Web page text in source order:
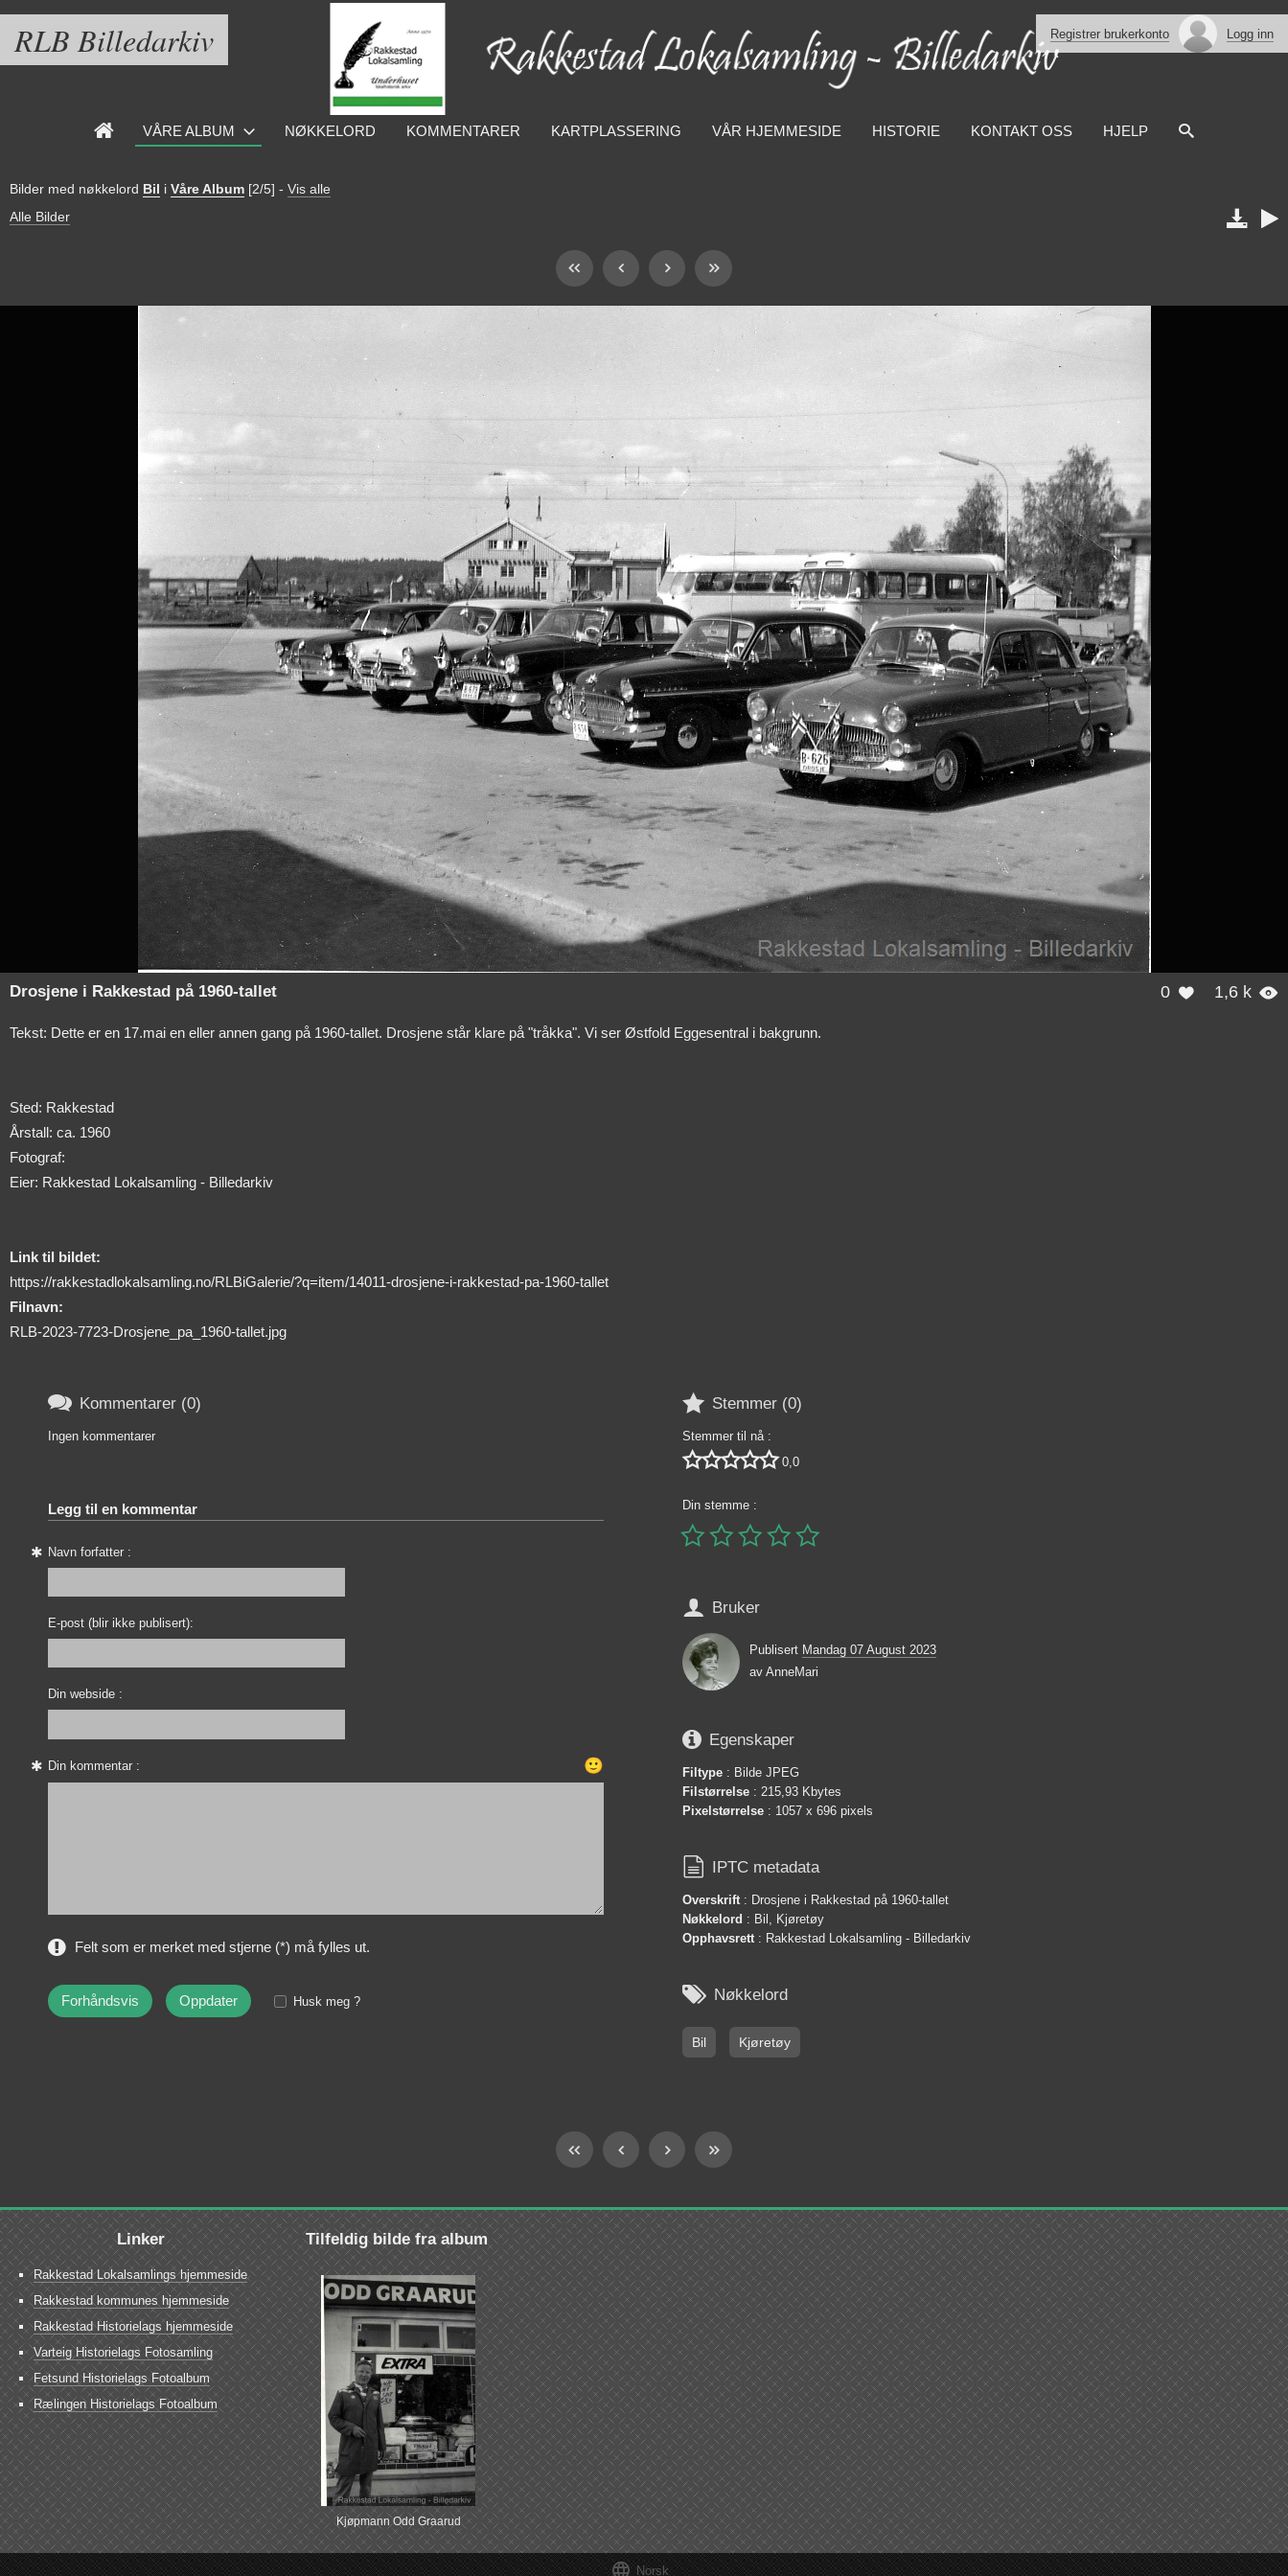
RLB Billedarkiv Registrer brukerkonto Logg inn
VÅRE ALBUM NØKKELORD KOMMENTARER KARTPLASSERING VÅR HJEMMESIDE HISTORIE KONTAKT OSS HJELP
Bilder med nøkkelord Bil i Våre Album [2/5] - Vis alle
Alle Bilder
 
0  1,6 k 
Drosjene i Rakkestad på 1960-tallet
Tekst: Dette er en 17.mai en eller annen gang på 1960-tallet. Drosjene står klare på "tråkka". Vi ser Østfold Eggesentral i bakgrunn.
Sted: Rakkestad
Årstall: ca. 1960
Fotograf:
Eier: Rakkestad Lokalsamling - Billedarkiv
Link til bildet:
https://rakkestadlokalsamling.no/RLBiGalerie/?q=item/14011-drosjene-i-rakkestad-pa-1960-tallet
Filnavn:
RLB-2023-7723-Drosjene_pa_1960-tallet.jpg
 Stemmer (0)
Stemmer til nå :
 0,0
Din stemme :

 Bruker
Publisert Mandag 07 August 2023
av AnneMari
 Egenskaper
Filtype : Bilde JPEG
Filstørrelse : 215,93 Kbytes
Pixelstørrelse : 1057 x 696 pixels
 IPTC metadata
Overskrift: Drosjene i Rakkestad på 1960-tallet
Nøkkelord : Bil, Kjøretøy
Opphavsrett: Rakkestad Lokalsamling - Billedarkiv
 Nøkkelord
Bil Kjøretøy
 Kommentarer (0)
Ingen kommentarer
Legg til en kommentar
Navn forfatter :
E-post (blir ikke publisert):
Din webside :
Din kommentar : 🙂
Felt som er merket med stjerne (*) må fylles ut.
Husk meg ?
Linker
Rakkestad Lokalsamlings hjemmeside
Rakkestad kommunes hjemmeside
Rakkestad Historielags hjemmeside
Varteig Historielags Fotosamling
Fetsund Historielags Fotoalbum
Rælingen Historielags Fotoalbum
Tilfeldig bilde fra album
Kjøpmann Odd Graarud
 Norsk